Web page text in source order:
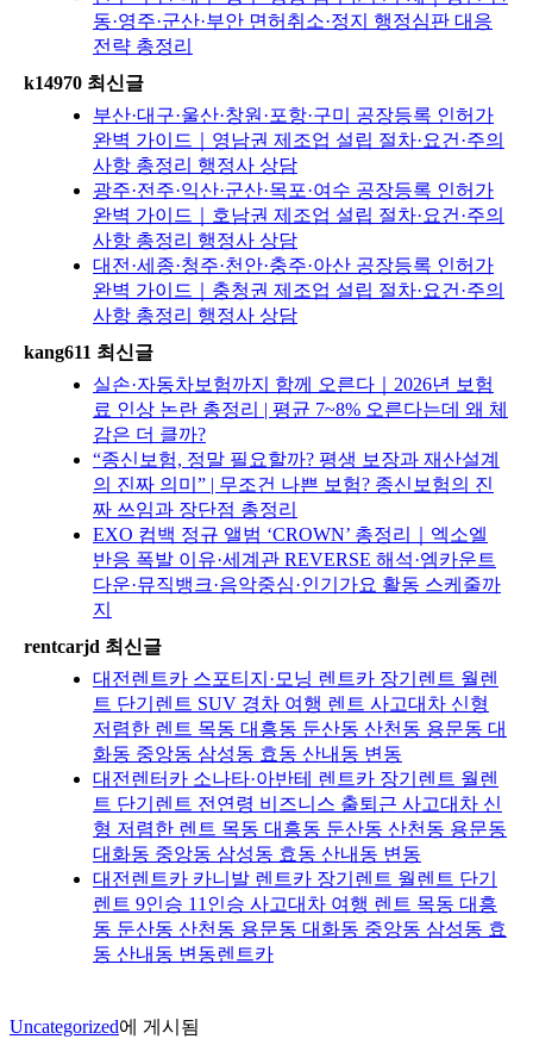
동·영주·군산·부안 면허취소·정지 행정심판 대응
전략 총정리
k14970 최신글
부산·대구·울산·창원·포항·구미 공장등록 인허가
완벽 가이드｜영남권 제조업 설립 절차·요건·주의
사항 총정리 행정사 상담
광주·전주·익산·군산·목포·여수 공장등록 인허가
완벽 가이드｜호남권 제조업 설립 절차·요건·주의
사항 총정리 행정사 상담
대전·세종·청주·천안·충주·아산 공장등록 인허가
완벽 가이드｜충청권 제조업 설립 절차·요건·주의
사항 총정리 행정사 상담
kang611 최신글
실손·자동차보험까지 함께 오른다｜2026년 보험
료 인상 논란 총정리 | 평균 7~8% 오른다는데 왜 체
감은 더 클까?
“종신보험, 정말 필요할까? 평생 보장과 재산설계
의 진짜 의미” | 무조건 나쁜 보험? 종신보험의 진
짜 쓰임과 장단점 총정리
EXO 컴백 정규 앨범 ‘CROWN’ 총정리｜엑소엘
반응 폭발 이유·세계관 REVERSE 해석·엠카운트
다운·뮤직뱅크·음악중심·인기가요 활동 스케줄까
지
rentcarjd 최신글
대전렌트카 스포티지·모닝 렌트카 장기렌트 월렌
트 단기렌트 SUV 경차 여행 렌트 사고대차 신형
저렴한 렌트 목동 대흥동 둔산동 산천동 용문동 대
화동 중앙동 삼성동 효동 산내동 변동
대전렌터카 소나타·아반테 렌트카 장기렌트 월렌
트 단기렌트 전연령 비즈니스 출퇴근 사고대차 신
형 저렴한 렌트 목동 대흥동 둔산동 산천동 용문동
대화동 중앙동 삼성동 효동 산내동 변동
대전렌트카 카니발 렌트카 장기렌트 월렌트 단기
렌트 9인승 11인승 사고대차 여행 렌트 목동 대흥
동 둔산동 산천동 용문동 대화동 중앙동 삼성동 효
동 산내동 변동렌트카
Uncategorized에 게시됨